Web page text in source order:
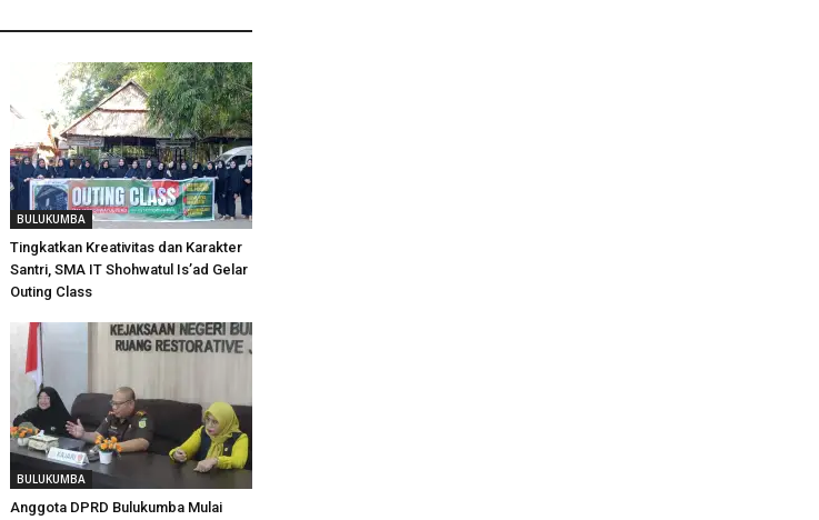
BULUKUMBA
Tingkatkan Kreativitas dan Karakter
Santri, SMA IT Shohwatul Is’ad Gelar
Outing Class
BULUKUMBA
Anggota DPRD Bulukumba Mulai